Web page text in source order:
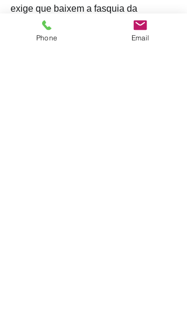
exige que baixem a fasquia da
qualidade para que ele se sinta melhor.
Phone Email